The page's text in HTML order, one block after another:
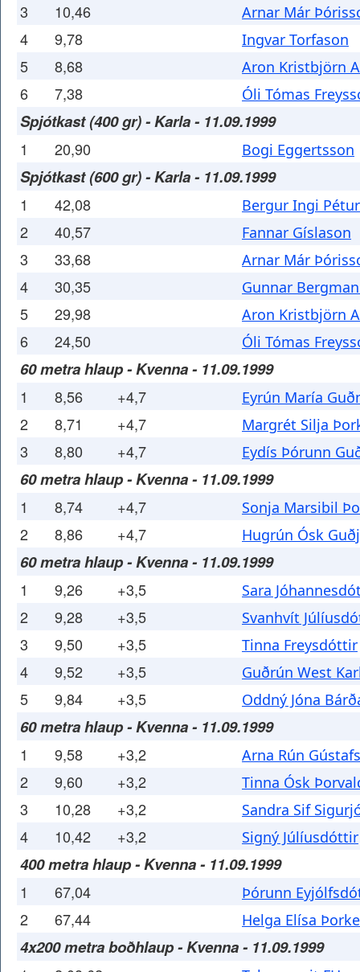
3 10,46 Arnar Már
4 9,78 Ingvar Torfason
5 8,68 Aron Kristbjörn
6 7,38 Óli Tómas
Spjótkast (400 gr) - Karla - 11.09.1999
1 20,90 Bogi Eggertsson
Spjótkast (600 gr) - Karla - 11.09.1999
1 42,08 Bergur Ingi
2 40,57 Fannar Gíslason
3 33,68 Arnar Már
4 30,35 Gunnar
5 29,98 Aron Kristbjörn
6 24,50 Óli Tómas
60 metra hlaup - Kvenna - 11.09.1999
1 8,56 +4,7 Eyrún María
2 8,71 +4,7 Margrét Silja
3 8,80 +4,7 Eydís Þórunn
60 metra hlaup - Kvenna - 11.09.1999
1 8,74 +4,7 Sonja Marsibil
2 8,86 +4,7 Hugrún Ósk
60 metra hlaup - Kvenna - 11.09.1999
1 9,26 +3,5 Sara
2 9,28 +3,5 Svanhvít
3 9,50 +3,5 Tinna Freysdóttir
4 9,52 +3,5 Guðrún West
5 9,84 +3,5 Oddný Jóna
60 metra hlaup - Kvenna - 11.09.1999
1 9,58 +3,2 Arna Rún
2 9,60 +3,2 Tinna Ósk
3 10,28 +3,2 Sandra Sif
4 10,42 +3,2 Signý Júlíusdóttir
400 metra hlaup - Kvenna - 11.09.1999
1 67,04 Þórunn
2 67,44 Helga Elísa
4x200 metra boðhlaup - Kvenna - 11.09.1999